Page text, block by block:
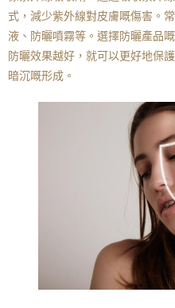
式，減少紫外線對皮膚嘅傷害。
液、防曬噴霧等。選擇防曬產品
防曬效果越好，就可以更好地保
暗沉嘅形成。